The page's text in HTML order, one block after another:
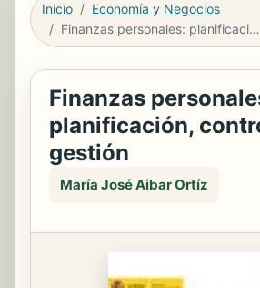
Inicio
Economía y Negocios
Finanzas personales: planificación, control y gestión
Finanzas
planificación,
gestión
María José Aibar Ortíz